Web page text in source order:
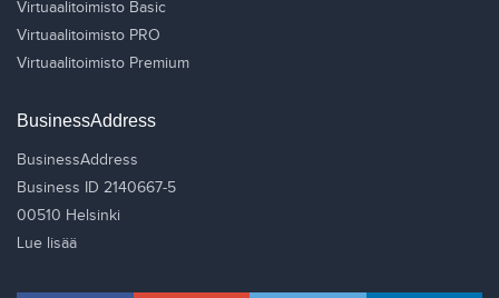
Virtuaalitoimisto Basic
Virtuaalitoimisto PRO
Virtuaalitoimisto Premium
BusinessAddress
BusinessAddress
Business ID 2140667-5
00510 Helsinki
Lue lisää